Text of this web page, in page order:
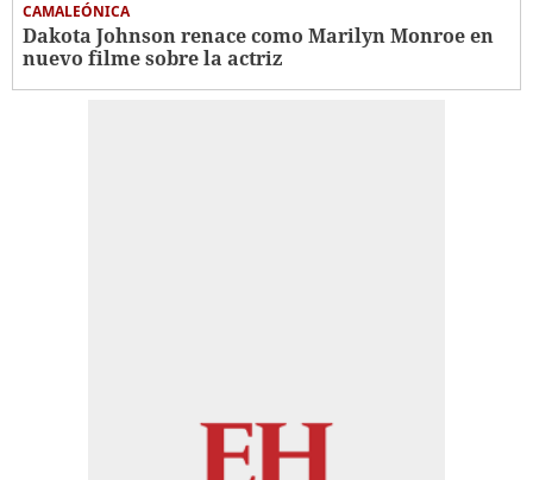
CAMALEÓNICA
Dakota Johnson renace como Marilyn Monroe en
nuevo filme sobre la actriz